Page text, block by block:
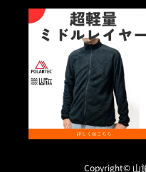
Copyright© 山